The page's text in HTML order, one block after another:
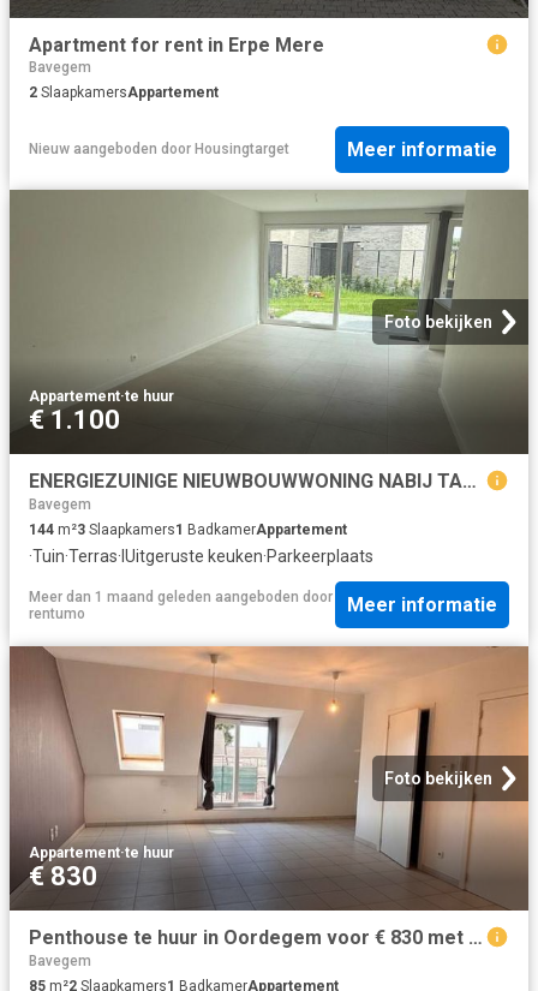
Apartment for rent in Erpe Mere
Bavegem
2 SlaapkamersAppartement
Nieuw aangeboden door Housingtarget Meer informatie
Foto bekijken
Appartement·te huur
€ 1.100
ENERGIEZUINIGE NIEUWBOUWWONING NABIJ TAL VAN VERBINDINGSWEGEN
Bavegem
144 m²3 Slaapkamers1 BadkamerAppartement
·Tuin·Terras· IUitgeruste keuken·Parkeerplaats
Meer dan 1 maand geleden aangeboden door
rentumo
Meer informatie
Foto bekijken
Appartement·te huur
€ 830
Penthouse te huur in Oordegem voor € 830 met 2 slaapkamers
Bavegem
85 m²2 Slaapkamers1 BadkamerAppartement